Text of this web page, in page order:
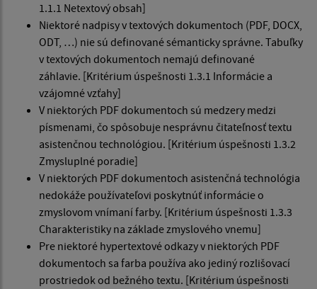
1.1.1 Netextový obsah]
Niektoré nadpisy v textových dokumentoch (PDF, DOCX,
ODT, …) nie sú definované sémanticky správne. Tabuľky
v textových dokumentoch nemajú definované
záhlavie. [Kritérium úspešnosti 1.3.1 Informácie a
vzájomné vzťahy]
V niektorých PDF dokumentoch sú medzery medzi
písmenami, čo spôsobuje nesprávnu čitateľnosť textu
asistenčnou technológiou. [Kritérium úspešnosti 1.3.2
Zmysluplné poradie]
V niektorých PDF dokumentoch asistenčná technológia
nedokáže používateľovi poskytnúť informácie o
zmyslovom vnímaní farby. [Kritérium úspešnosti 1.3.3
Charakteristiky na základe zmyslového vnemu]
Pre niektoré hypertextové odkazy v niektorých PDF
dokumentoch sa farba používa ako jediný rozlišovací
prostriedok od bežného textu. [Kritérium úspešnosti